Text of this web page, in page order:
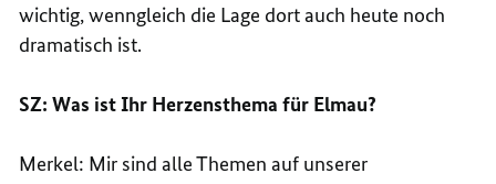
wichtig, wenngleich die Lage dort auch heute noch
dramatisch ist.
SZ: Was ist Ihr Herzensthema für Elmau?
Merkel: Mir sind alle Themen auf unserer